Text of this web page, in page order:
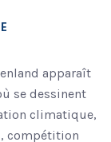
apparaît
se dessinent
climatique,
compétition